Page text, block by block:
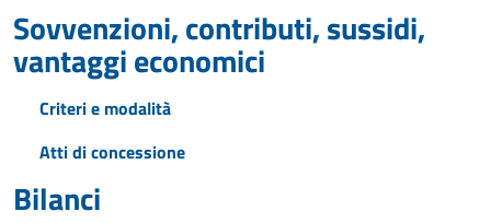
Sovvenzioni, contributi, sussidi,
vantaggi economici
Criteri e modalità
Atti di concessione
Bilanci